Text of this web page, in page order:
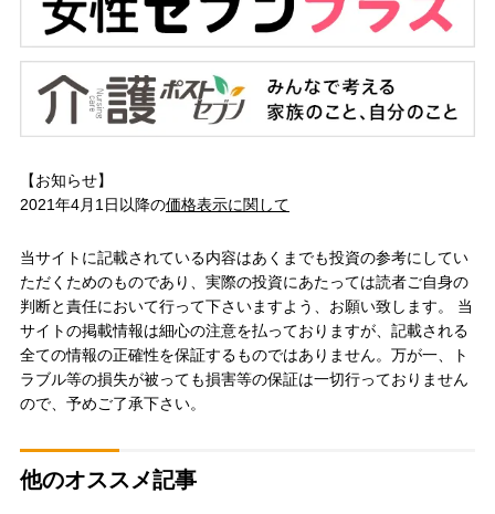
【お知らせ】
2021年4月1日以降の価格表示に関して
当サイトに記載されている内容はあくまでも投資の参考にしてい
ただくためのものであり、実際の投資にあたっては読者ご自身の
判断と責任において行って下さいますよう、お願い致します。 当
サイトの掲載情報は細心の注意を払っておりますが、記載される
全ての情報の正確性を保証するものではありません。万が一、ト
ラブル等の損失が被っても損害等の保証は一切行っておりません
ので、予めご了承下さい。
他のオススメ記事